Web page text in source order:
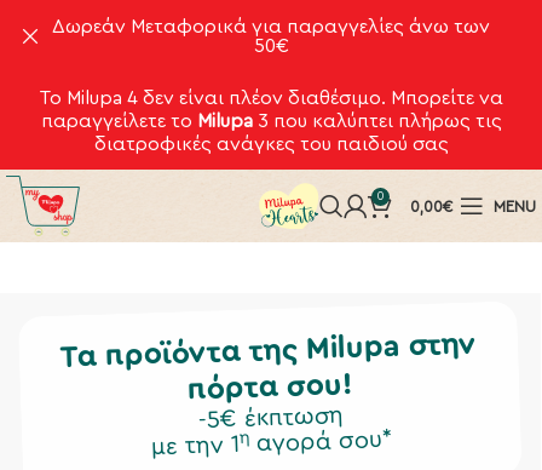
Το Milupa 4 δεν είναι πλέον διαθέσιμο. Μπορείτε να
παραγγείλετε το Milupa3 που καλύπτει πλήρως τις
διατροφικές ανάγκες του παιδιού σας
0
0,00€ MENU
Τα προϊόντα της Milupa στην
πόρτα σου!
-5€ έκπτωση
με την 1η αγορά σου*
Δωρεάν Μεταφορικά για παραγγελίες άνω των
50€